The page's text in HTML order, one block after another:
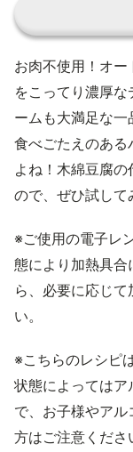
お肉不使用！オ
をこってり濃厚
ームも大満足な
食べごたえのある
よね！木綿豆腐
ので、ぜひ試して
※ご使用の電子レ
態により加熱具
ら、必要に応じ
い。
※こちらのレシピ
状態によっては
で、お子様やア
方はご注意くだ